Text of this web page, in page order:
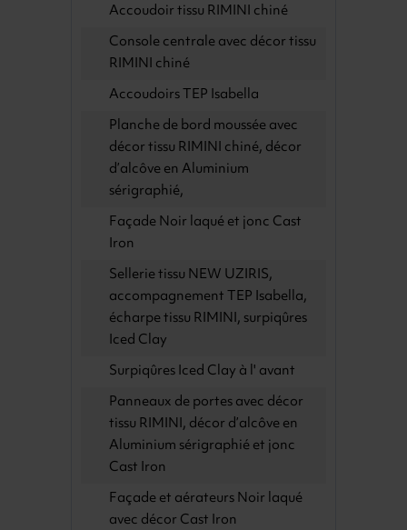
Accoudoir tissu RIMINI chiné
Console centrale avec décor tissu
RIMINI chiné
Accoudoirs TEP Isabella
Planche de bord moussée avec
décor tissu RIMINI chiné, décor
d’alcôve en Aluminium
sérigraphié,
Façade Noir laqué et jonc Cast
Iron
Sellerie tissu NEW UZIRIS,
accompagnement TEP Isabella,
écharpe tissu RIMINI, surpiqûres
Iced Clay
Surpiqûres Iced Clay à l' avant
Panneaux de portes avec décor
tissu RIMINI, décor d’alcôve en
Aluminium sérigraphié et jonc
Cast Iron
Façade et aérateurs Noir laqué
avec décor Cast Iron